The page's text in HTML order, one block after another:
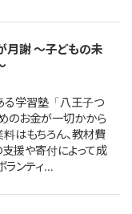
月謝 〜子どもの未
る学習塾「八王子つ
のお金が一切かから
はもちろん、教材費
援や寄付によって成
ランティ…